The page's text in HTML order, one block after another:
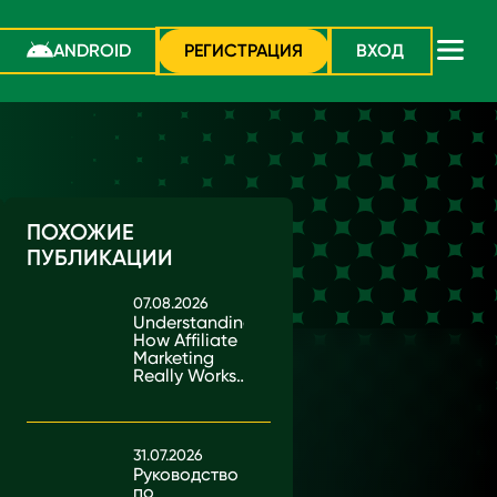
ANDROID РЕГИСТРАЦИЯ ВХОД
ПОХОЖИЕ
ПУБЛИКАЦИИ
07.08.2026
Understanding
How Affiliate
Marketing
Really Works
31.07.2026
Руководство
по